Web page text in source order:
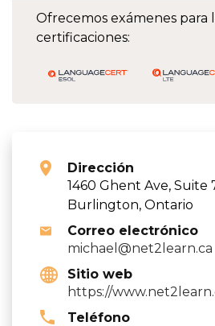
Ofrecemos exámenes para
certificaciones:
Dirección
1460 Ghent Ave, Suite
Burlington, Ontario
Correo electrónico
michael@net2learn.ca
Sitio web
https://
Teléfono